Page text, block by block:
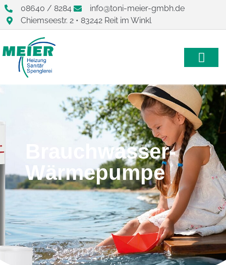
08640 / 8284
info@toni-meier-gmbh.de
Chiemseestr. 2 • 83242 Reit im Winkl
Brauchwasser-
Wärmepumpe